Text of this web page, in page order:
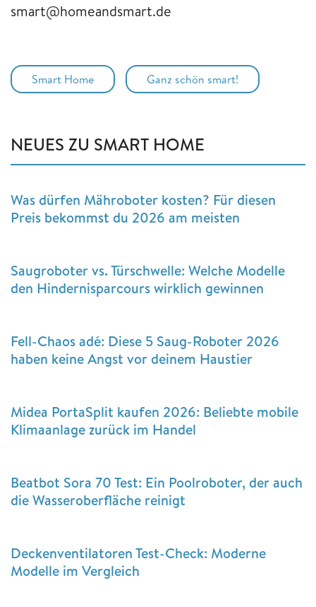
smart@homeandsmart.de
Smart Home Ganz schön smart!
NEUES ZU SMART HOME
Was dürfen Mähroboter kosten? Für diesen
Preis bekommst du 2026 am meisten
Saugroboter vs. Türschwelle: Welche Modelle
den Hindernisparcours wirklich gewinnen
Fell-Chaos adé: Diese 5 Saug-Roboter 2026
haben keine Angst vor deinem Haustier
Midea PortaSplit kaufen 2026: Beliebte mobile
Klimaanlage zurück im Handel
Beatbot Sora 70 Test: Ein Poolroboter, der auch
die Wasseroberfläche reinigt
Deckenventilatoren Test-Check: Moderne
Modelle im Vergleich